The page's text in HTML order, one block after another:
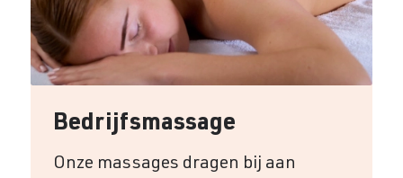
Bedrijfsmassage
Onze massages dragen bij aan